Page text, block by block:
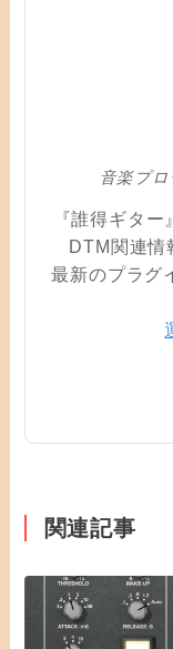
音楽プ
『誰得ギタ
DTM関連情
最新のプラグ
関連記事